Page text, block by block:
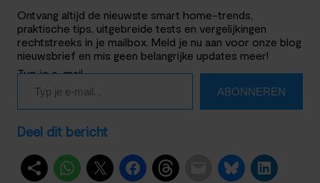
Ontvang altijd de nieuwste smart home-trends,
praktische tips, uitgebreide tests en vergelijkingen
rechtstreeks in je mailbox. Meld je nu aan voor onze blog
nieuwsbrief en mis geen belangrijke updates meer!
Typ je e-mail…
ABONNEREN
Deel dit bericht